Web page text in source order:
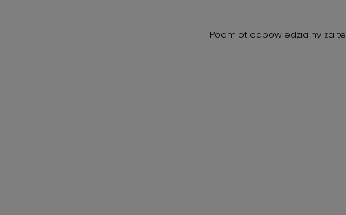
Podmiot odpowiedzialny za